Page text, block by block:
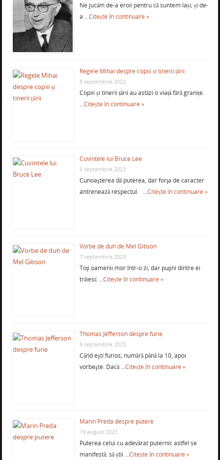
Ne jucăm de-a eroii pentru că suntem lași; și de-
a …Citește în continuare »
Regele Mihai despre copiii și tinerii țării
9 septembrie 2023
Copiii și tinerii țării au astăzi o viață fără granițe.
…Citește în continuare »
Cuvintele lui Bruce Lee
8 septembrie 2023
Cunoaşterea dă puterea, dar forţa de caracter
antrenează respectul. …Citește în continuare »
Vorbe de duh de Mel Gibson
7 septembrie 2023
Toţi oamenii mor într-o zi, dar puţini dintre ei
trăiesc …Citește în continuare »
Thomas Jefferson despre furie
6 septembrie 2023
Când eşti furios, numără până la 10, apoi
vorbeşte. Dacă …Citește în continuare »
Marin Preda despre putere
19 august 2023
Puterea celui cu adevărat puternic astfel se
manifestă: să știi …Citește în continuare »